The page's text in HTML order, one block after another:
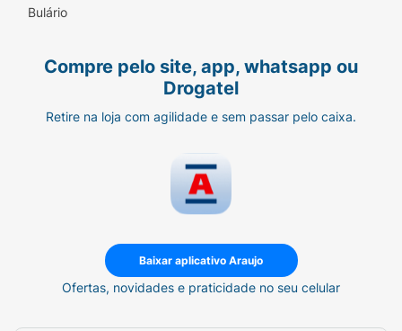
Bulário
Compre pelo site, app, whatsapp ou
Drogatel
Retire na loja com agilidade e sem passar pelo caixa.
Baixar aplicativo Araujo
Ofertas, novidades e praticidade no seu celular